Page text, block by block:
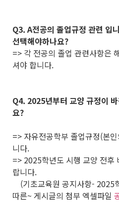
Q3. A전공의 졸업규정 관련 입
선택해야하나요?
=> 각 전공의 졸업 관련사항은
셔야 합니다.
Q4. 2025년부터 교양 규정이
요?
=> 자유전공학부 졸업규정(본
니다.
=> 2025학년도 시행 교양 전후
랍니다.
(기초교육원 공지사항- 2025
따른~ 게시글의 첨부 엑셀파일